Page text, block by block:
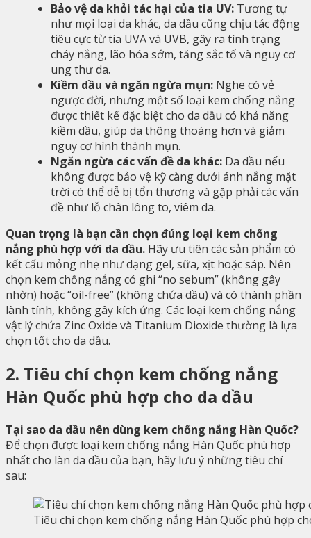
Bảo vệ da khỏi tác hại của tia UV: Tương tự
như mọi loại da khác, da dầu cũng chịu tác động
tiêu cực từ tia UVA và UVB, gây ra tình trạng
cháy nắng, lão hóa sớm, tăng sắc tố và nguy cơ
ung thư da.
Kiềm dầu và ngăn ngừa mụn: Nghe có vẻ
ngược đời, nhưng một số loại kem chống nắng
được thiết kế đặc biệt cho da dầu có khả năng
kiềm dầu, giúp da thông thoáng hơn và giảm
nguy cơ hình thành mụn.
Ngăn ngừa các vấn đề da khác: Da dầu nếu
không được bảo vệ kỹ càng dưới ánh nắng mặt
trời có thể dễ bị tổn thương và gặp phải các vấn
đề như lỗ chân lông to, viêm da.
Quan trọng là bạn cần chọn đúng loại kem chống
nắng phù hợp với da dầu. Hãy ưu tiên các sản phẩm có
kết cấu mỏng nhẹ như dạng gel, sữa, xịt hoặc sáp. Nên
chọn kem chống nắng có ghi “no sebum” (không gây
nhờn) hoặc “oil-free” (không chứa dầu) và có thành phần
lành tính, không gây kích ứng. Các loại kem chống nắng
vật lý chứa Zinc Oxide và Titanium Dioxide thường là lựa
chọn tốt cho da dầu.
2. Tiêu chí chọn kem chống nắng
Hàn Quốc phù hợp cho da dầu
Tại sao da dầu nên dùng kem chống nắng Hàn Quốc?
Để chọn được loại kem chống nắng Hàn Quốc phù hợp
nhất cho làn da dầu của bạn, hãy lưu ý những tiêu chí
sau:
Tiêu chí chọn kem chống nắng Hàn Quốc phù hợp